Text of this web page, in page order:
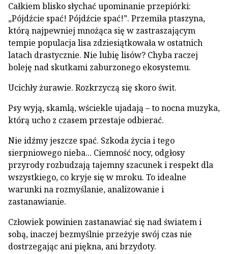
Całkiem blisko słychać upominanie przepiórki:
„Pójdźcie spać! Pójdźcie spać!”. Przemiła ptaszyna,
którą najpewniej mnożąca się w zastraszającym
tempie populacja lisa zdziesiątkowała w ostatnich
latach drastycznie. Nie lubię lisów? Chyba raczej
boleję nad skutkami zaburzonego ekosystemu.
Ucichły żurawie. Rozkrzyczą się skoro świt.
Psy wyją, skamlą, wściekle ujadają – to nocna muzyka,
którą ucho z czasem przestaje odbierać.
Nie idźmy jeszcze spać. Szkoda życia i tego
sierpniowego nieba... Ciemność nocy, odgłosy
przyrody rozbudzają tajemny szacunek i respekt dla
wszystkiego, co kryje się w mroku. To idealne
warunki na rozmyślanie, analizowanie i
zastanawianie.
Człowiek powinien zastanawiać się nad światem i
sobą, inaczej bezmyślnie przeżyje swój czas nie
dostrzegając ani piękna, ani brzydoty.